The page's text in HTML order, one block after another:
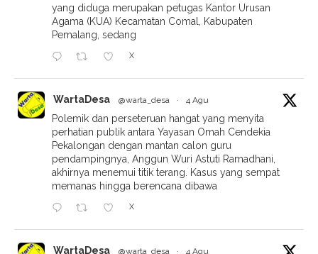
yang diduga merupakan petugas Kantor Urusan
Agama (KUA) Kecamatan Comal, Kabupaten
Pemalang, sedang
X
WartaDesa @warta_desa · 4 Agu
Polemik dan perseteruan hangat yang menyita
perhatian publik antara Yayasan Omah Cendekia
Pekalongan dengan mantan calon guru
pendampingnya, Anggun Wuri Astuti Ramadhani,
akhirnya menemui titik terang. Kasus yang sempat
memanas hingga berencana dibawa
X
WartaDesa @warta_desa · 4 Agu